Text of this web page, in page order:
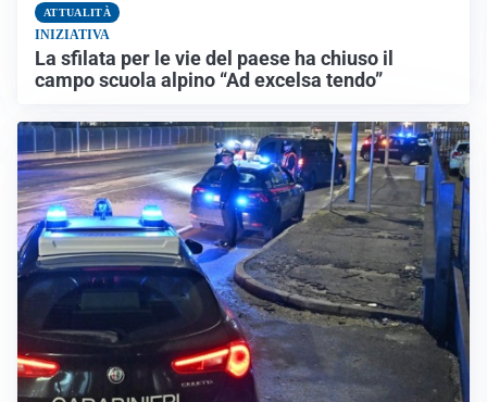
ATTUALITÀ
INIZIATIVA
La sfilata per le vie del paese ha chiuso il
campo scuola alpino “Ad excelsa tendo”